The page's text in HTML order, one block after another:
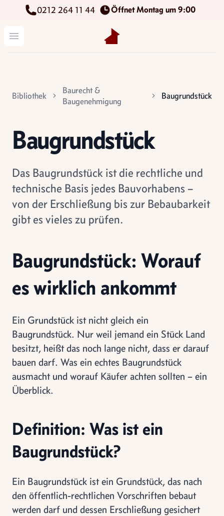
0212 264 11 44 Öffnet Montag um 9:00
Menü öffnen Kettenbach Immobilien GmbH
Bibliothek
Baurecht &
Baugenehmigung
Baugrundstück
Baugrundstück
Das Baugrundstück ist die rechtliche und
technische Basis jedes Bauvorhabens –
von der Erschließung bis zur Bebaubarkeit
gibt es vieles zu prüfen.
Baugrundstück: Worauf
es wirklich ankommt
Ein Grundstück ist nicht gleich ein
Baugrundstück. Nur weil jemand ein Stück Land
besitzt, heißt das noch lange nicht, dass er darauf
bauen darf. Was ein echtes Baugrundstück
ausmacht und worauf Käufer achten sollten – ein
Überblick.
Definition: Was ist ein
Baugrundstück?
Ein Baugrundstück ist ein Grundstück, das nach
den öffentlich-rechtlichen Vorschriften bebaut
werden darf und dessen Erschließung gesichert